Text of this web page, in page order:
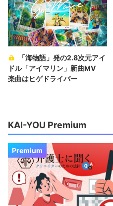
「海物語」発の2.8次元アイ
ドル「アイマリン」新曲MV
楽曲はヒゲドライバー
KAI-YOU Premium
Premium